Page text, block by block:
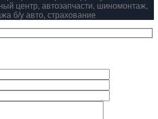
центр, автозапчасти, шиномонтаж,
б/у авто, страхование